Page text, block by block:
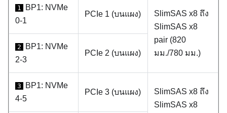
1
BP1: NVMe
0-1
PCIe 1 (บนแผง)
SlimSAS x8 ถึง
SlimSAS x8
pair (820
มม./780 มม.)
2
BP1: NVMe
2-3
PCIe 2 (บนแผง)
3
BP1: NVMe
4-5
PCIe 3 (บนแผง)
SlimSAS x8 ถึง
SlimSAS x8